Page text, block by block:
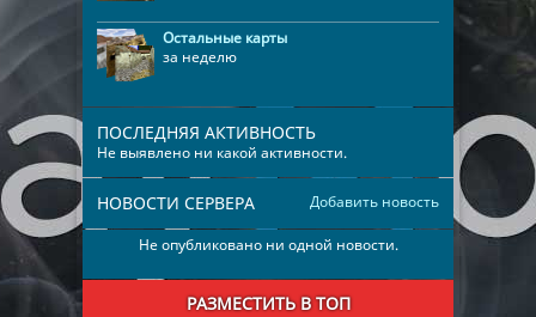
Остальные карты
за неделю
ПОСЛЕДНЯЯ АКТИВНОСТЬ
Не выявлено ни какой активности.
Добавить новость
НОВОСТИ СЕРВЕРА
Не опубликовано ни одной новости.
РАЗМЕСТИТЬ В ТОП